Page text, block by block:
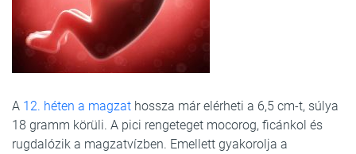
A 12. héten a magzat hossza már elérheti a 6,5 cm-t, súlya
18 gramm körüli. A pici rengeteget mocorog, ficánkol és
rugdalózik a magzatvízben. Emellett gyakorolja a